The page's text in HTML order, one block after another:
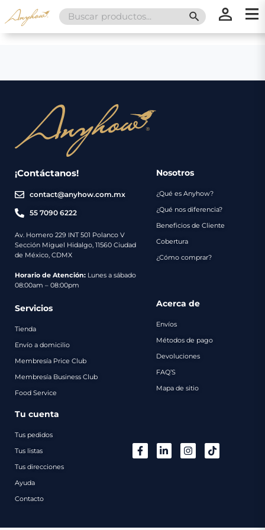
Search
for:
SEARCH
¡Contáctanos!
contact@anyhow.com.mx
55 7090 6222
Av. Homero 229 INT 501 Polanco V
Sección Miguel Hidalgo, 11560 Ciudad
de México, CDMX
Horario de Atención: Lunes a sábado
08:00am – 08:00pm
Nosotros
¿Qué es Anyhow?
¿Qué nos diferencia?
Beneficios de Cliente
Cobertura
¿Cómo comprar?
Servicios
Tienda
Envío a domicilio
Membresía Price Club
Membresía Business Club
Food Service
Acerca de
Envíos
Métodos de pago
Devoluciones
FAQ’S
Mapa de sitio
Tu cuenta
Tus pedidos
Tus listas
Tus direcciones
Ayuda
Contacto
Nosotros
Servicios
Envíos
Métodos
de
Catálogo
Regalos
Contacto